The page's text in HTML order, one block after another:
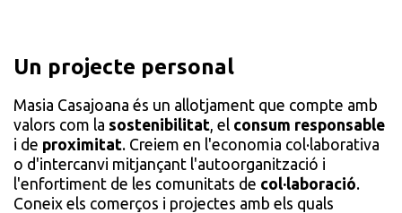
Un projecte personal
Masia Casajoana és un allotjament que compte amb
valors com la sostenibilitat, el consum responsable
i de proximitat. Creiem en l'economia col·laborativa
o d'intercanvi mitjançant l'autoorganització i
l'enfortiment de les comunitats de col·laboració.
Coneix els comerços i projectes amb els quals